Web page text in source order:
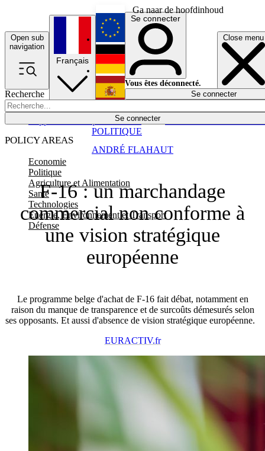
Ga naar de hoofdinhoud
Open sub
navigation
Close menu
Recherche
Se connecter
POLICY AREAS
Economie
Politique
Agriculture et Alimentation
Santé
Technologies
Energie, Environnement et Transport
Défense
Économie
Français
English
Deutsch
Español
Se connecter
Vous êtes déconnecté.
Se connecter
F-16 : un marchandage
commercial non conforme à
une vision stratégique
européenne
Le programme belge d'achat de F-16 fait débat, notamment en
raison du manque de transparence et de surcoûts démesurés selon
ses opposants. Et aussi d'absence de vision stratégique européenne.
ANDRÉ FLAHAUT
POLITIQUE
EURACTIV.fr